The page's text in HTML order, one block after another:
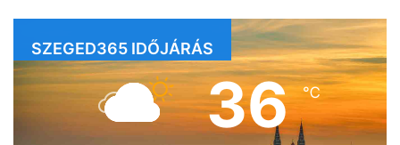
SZEGED365 IDŐJÁRÁS
36℃